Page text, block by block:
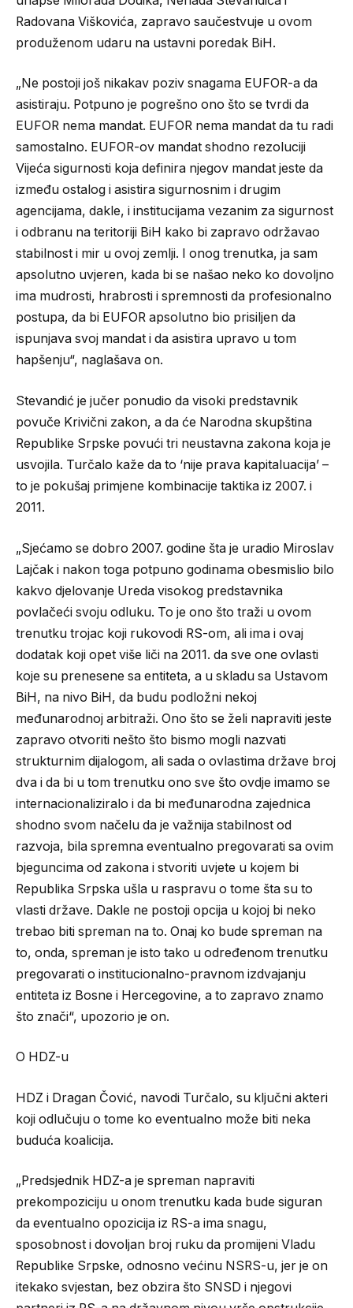
Radovana Viškovića, zapravo saučestvuje u ovom
produženom udaru na ustavni poredak BiH.
„Ne postoji još nikakav poziv snagama EUFOR-a da
asistiraju. Potpuno je pogrešno ono što se tvrdi da
EUFOR nema mandat. EUFOR nema mandat da tu radi
samostalno. EUFOR-ov mandat shodno rezoluciji
Vijeća sigurnosti koja definira njegov mandat jeste da
između ostalog i asistira sigurnosnim i drugim
agencijama, dakle, i institucijama vezanim za sigurnost
i odbranu na teritoriji BiH kako bi zapravo održavao
stabilnost i mir u ovoj zemlji. I onog trenutka, ja sam
apsolutno uvjeren, kada bi se našao neko ko dovoljno
ima mudrosti, hrabrosti i spremnosti da profesionalno
postupa, da bi EUFOR apsolutno bio prisiljen da
ispunjava svoj mandat i da asistira upravo u tom
hapšenju“, naglašava on.
Stevandić je jučer ponudio da visoki predstavnik
povuče Krivični zakon, a da će Narodna skupština
Republike Srpske povući tri neustavna zakona koja je
usvojila. Turčalo kaže da to ‘nije prava kapitaluacija’ –
to je pokušaj primjene kombinacije taktika iz 2007. i
2011.
„Sjećamo se dobro 2007. godine šta je uradio Miroslav
Lajčak i nakon toga potpuno godinama obesmislio bilo
kakvo djelovanje Ureda visokog predstavnika
povlačeći svoju odluku. To je ono što traži u ovom
trenutku trojac koji rukovodi RS-om, ali ima i ovaj
dodatak koji opet više liči na 2011. da sve one ovlasti
koje su prenesene sa entiteta, a u skladu sa Ustavom
BiH, na nivo BiH, da budu podložni nekoj
međunarodnoj arbitraži. Ono što se želi napraviti jeste
zapravo otvoriti nešto što bismo mogli nazvati
strukturnim dijalogom, ali sada o ovlastima države broj
dva i da bi u tom trenutku ono sve što ovdje imamo se
internacionaliziralo i da bi međunarodna zajednica
shodno svom načelu da je važnija stabilnost od
razvoja, bila spremna eventualno pregovarati sa ovim
bjeguncima od zakona i stvoriti uvjete u kojem bi
Republika Srpska ušla u raspravu o tome šta su to
vlasti države. Dakle ne postoji opcija u kojoj bi neko
trebao biti spreman na to. Onaj ko bude spreman na
to, onda, spreman je isto tako u određenom trenutku
pregovarati o institucionalno-pravnom izdvajanju
entiteta iz Bosne i Hercegovine, a to zapravo znamo
što znači“, upozorio je on.
O HDZ-u
HDZ i Dragan Čović, navodi Turčalo, su ključni akteri
koji odlučuju o tome ko eventualno može biti neka
buduća koalicija.
„Predsjednik HDZ-a je spreman napraviti
prekompoziciju u onom trenutku kada bude siguran
da eventualno opozicija iz RS-a ima snagu,
sposobnost i dovoljan broj ruku da promijeni Vladu
Republike Srpske, odnosno većinu NSRS-u, jer je on
itekako svjestan, bez obzira što SNSD i njegovi